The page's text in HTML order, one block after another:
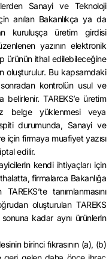
Sanayi ve Teknoloji
anılan Bakanlıkça ya da
kuruluşça üretim girdisi
yazının elektronik
ürünün ithal edilebileceğine
oluşturulur. Bu kapsamdaki
sonradan kontrolün usul ve
belirlenir. TAREKS’e üretim
belge yüklenmesi veya
durumunda, Sanayi ve
için firmaya muafiyet yazısı
edilir.
kendi ihtiyaçları için
firmalarca Bakanlığa
tanımlanmasını
oluşturulan TAREKS
sonuna kadar aynı ürünlerin
birinci fıkrasının (a), (b)